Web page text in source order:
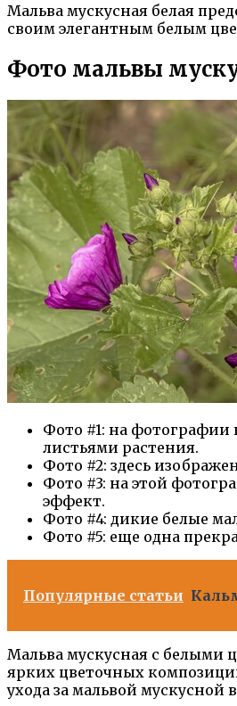
Мальва мускусная белая
своим элегантным белым
Фото мальвы
Фото #1: на фотографии
листьями растения.
Фото #2: здесь
Фото #3: на этой
эффект.
Фото #4: дикие белые
Фото #5: еще одна
Популярные статьи
Мальва мускусная с белыми
ярких цветочных
ухода за мальвой мускусной